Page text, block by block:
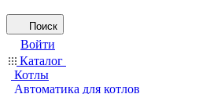
Поиск
Войти
Каталог
Котлы
Автоматика для котлов